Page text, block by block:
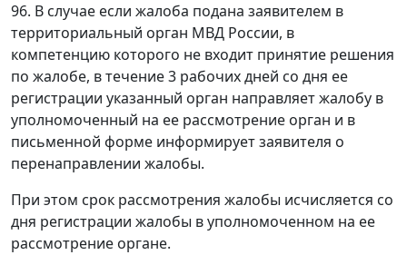
96. В случае если жалоба подана заявителем в
территориальный орган МВД России, в
компетенцию которого не входит принятие решения
по жалобе, в течение 3 рабочих дней со дня ее
регистрации указанный орган направляет жалобу в
уполномоченный на ее рассмотрение орган и в
письменной форме информирует заявителя о
перенаправлении жалобы.
При этом срок рассмотрения жалобы исчисляется со
дня регистрации жалобы в уполномоченном на ее
рассмотрение органе.